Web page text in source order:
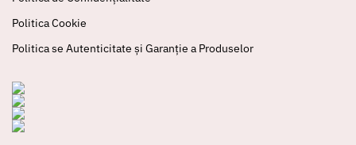
Politica Cookie
Politica se Autenticitate și Garanție a Produselor